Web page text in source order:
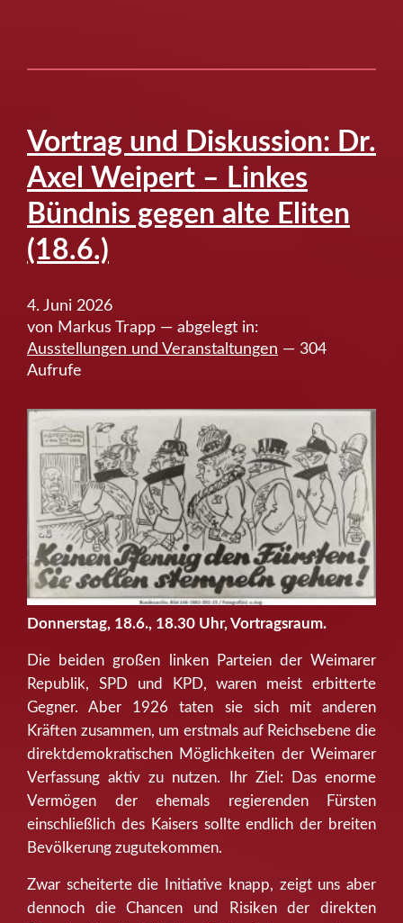
(2.7.–
16.8.26)”
Vortrag und Diskussion: Dr.
Axel Weipert – Linkes
Bündnis gegen alte Eliten
(18.6.)
4. Juni 2026
von Markus Trapp — abgelegt in:
Ausstellungen und Veranstaltungen — 304
Aufrufe
Donnerstag, 18.6., 18.30 Uhr, Vortragsraum.
Die beiden großen linken Parteien der Weimarer
Republik, SPD und KPD, waren meist erbitterte
Gegner. Aber 1926 taten sie sich mit anderen
Kräften zusammen, um erstmals auf Reichsebene die
direktdemokratischen Möglichkeiten der Weimarer
Verfassung aktiv zu nutzen. Ihr Ziel: Das enorme
Vermögen der ehemals regierenden Fürsten
einschließlich des Kaisers sollte endlich der breiten
Bevölkerung zugutekommen.
Zwar scheiterte die Initiative knapp, zeigt uns aber
dennoch die Chancen und Risiken der direkten